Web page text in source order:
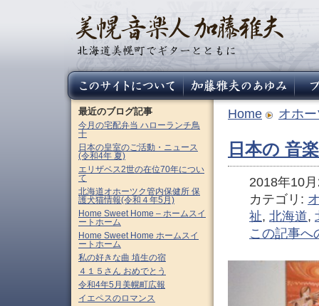
Home オホ
日本の 音
2018年10
カテゴリ:
祉, 北海道,
この記事へ
最近のブログ記事
今月の宅配弁当 ハローランチ鳥
十
日本の皇室のご活動・ニュース
(令和4年 夏)
エリザベス2世の在位70年につい
て
北海道オホーツク管内保健所 保
護犬猫情報(令和４年5月)
Home Sweet Home – ホームスイ
ートホーム
Home Sweet Home ホームスイ
ートホーム
私の好きな曲 埴生の宿
４１５さん おめでとう
令和4年5月美幌町広報
イエペスのロマンス